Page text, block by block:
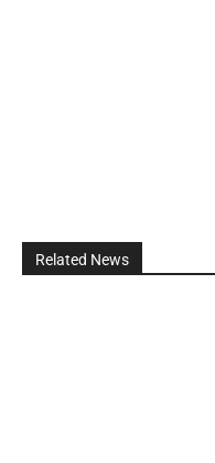
Related News